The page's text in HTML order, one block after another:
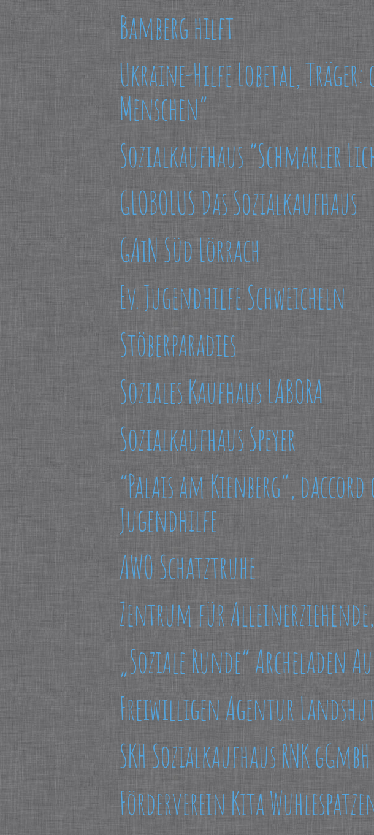
Bamberg hilft
Ukraine-Hilfe Lobetal,
Menschen”
Sozialkaufhaus “Schmarler
GLOBOLUS Das Sozialkaufhaus
GAiN Süd Lörrach
Ev. Jugendhilfe Schweicheln
Stöberparadies
Soziales Kaufhaus LABORA
Sozialkaufhaus Speyer
“Palais am Kienberg”,
Jugendhilfe
AWO Schatztruhe
Zentrum für Alleinerziehende,
„Soziale Runde“ Archeladen
Freiwilligen Agentur
SKH Sozialkaufhaus RNK gGmbH
Förderverein Kita